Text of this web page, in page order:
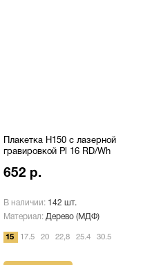
Плакетка H150 с лазерной
гравировкой Pl 16 RD/Wh
652 р.
В наличии: 142 шт.
Материал: Дерево (МДФ)
15 17.5 20 22,8 25.4 30.5